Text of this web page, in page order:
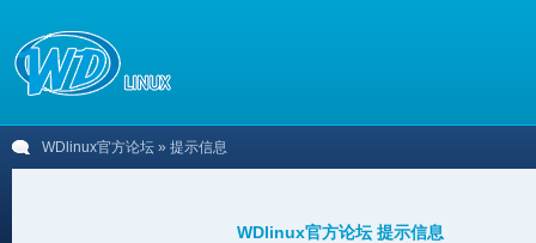
WDlinux官方论坛 » 提示信息
WDlinux官方论坛 提示信息